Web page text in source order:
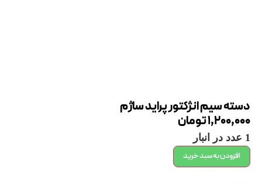
دسته سیم انژکتور پراید ساژم
1,200,000تومان
1 عدد در انبار
افزودن به سبد خرید